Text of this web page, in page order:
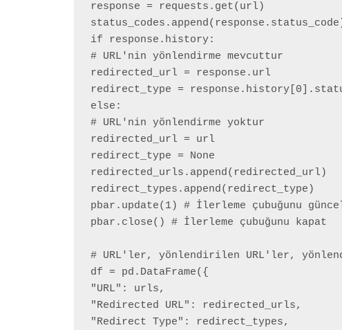
response = requests.get(url)
if response.history:
# URL'nin yönlendirme mevcuttur
redirected_url = response.url
redirect_type =
else:
# URL'nin yönlendirme yoktur
redirected_url = url
redirect_type = None
redirected_urls.append(redirected_url)
redirect_types.append(redirect_type)
pbar.update(1) # İlerleme çubuğunu
pbar.close() # İlerleme çubuğunu kapat
# URL'ler, yönlendirilen URL'ler,
df = pd.DataFrame({
"URL": urls,
"Redirected URL": redirected_urls,
"Redirect Type": redirect_types,